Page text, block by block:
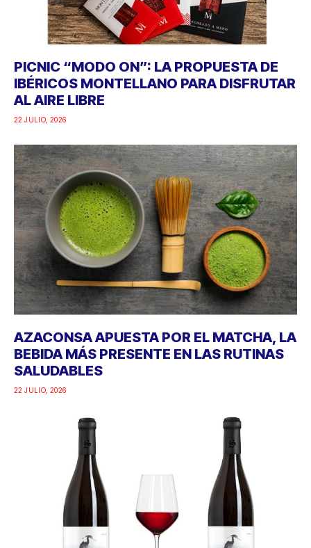
PICNIC “MODO ON”: LA PROPUESTA DE
IBÉRICOS MONTELLANO PARA DISFRUTAR
AL AIRE LIBRE
22 JULIO, 2026
AZACONSA APUESTA POR EL MATCHA, LA
BEBIDA MÁS PRESENTE EN LAS RUTINAS
SALUDABLES
22 JULIO, 2026